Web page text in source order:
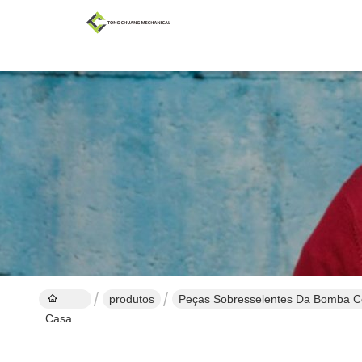
Casa
produtos Peças Sobresselentes Da Bomba